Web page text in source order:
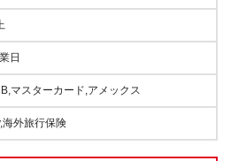
日
マスターカード,アメックス
海外旅行保険